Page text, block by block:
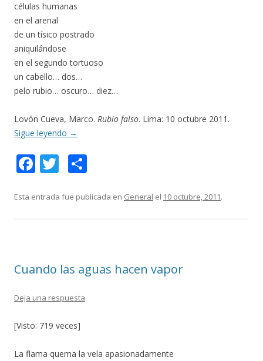
células humanas
en el arenal
de un tísico postrado
aniquilándose
en el segundo tortuoso
un cabello… dos…
pelo rubio… oscuro… diez…
Lovón Cueva, Marco. Rubio falso. Lima: 10 octubre 2011.
Sigue leyendo →
F
e
k
T
itt m
r
Esta entrada fue publicada en General el 10 octubre, 2011.
Cuando las aguas hacen vapor
Deja una respuesta
[Visto: 719 veces]
La flama quema la vela apasionadamente